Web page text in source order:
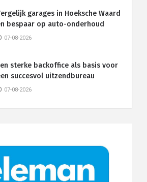
garages in Hoeksche Waard
bespaar op auto-onderhoud
07-08-2026
sterke backoffice als basis voor
succesvol uitzendbureau
07-08-2026